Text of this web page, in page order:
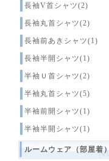
長袖V首シャツ(2)
長袖丸首シャツ(2)
長袖前あきシャツ(1)
長袖半開シャツ(1)
半袖Ｕ首シャツ(2)
半袖丸首シャツ(5)
半袖前開シャツ(1)
半袖半開シャツ(1)
ルームウェア（部屋着